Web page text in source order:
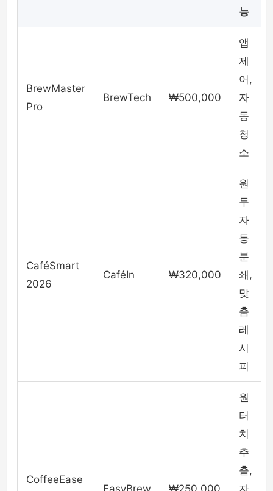
능
BrewMaster
Pro
BrewTech ₩500,000
앱
제
어,
자
동
청
소
CaféSmart
2026
CaféIn ₩320,000
원
두
자
동
분
쇄,
맞
춤
레
시
피
CoffeeEase
EasyBrew ₩250,000
원
터
치
추
출,
자